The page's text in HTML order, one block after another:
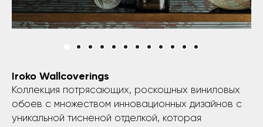
Iroko Wallcoverings
Коллекция потрясающих, роскошных виниловых
обоев с множеством инновационных дизайнов с
уникальной тисненой отделкой, которая